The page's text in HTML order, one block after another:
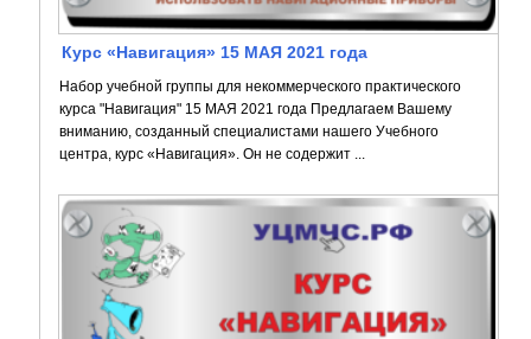
Курс «Навигация» 15 МАЯ 2021 года
Набор учебной группы для некоммерческого практического
курса "Навигация" 15 МАЯ 2021 года Предлагаем Вашему
вниманию, созданный специалистами нашего Учебного
центра, курс «Навигация». Он не содержит ...